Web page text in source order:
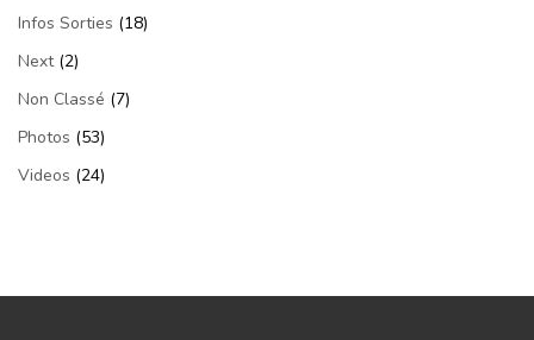
Infos Sorties (18)
Next(2)
Non Classé (7)
Photos (53)
Videos (24)